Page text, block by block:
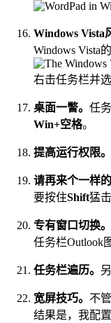
Windows Vista
Windows Vista
右击任务栏并
桌面一瞥。 任
Win+空格。
提高运行权限。
请再来个一样的
要按住Shift猛
专有窗口切换。
任务栏Outlook
任务栏遍历。
宽屏技巧。 不
结果是，我配